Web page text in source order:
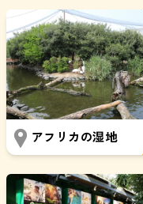
アフリカの湿地